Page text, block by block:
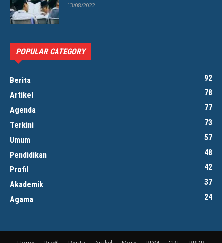
13/08/2022
POPULAR CATEGORY
Berita
92
Artikel
78
Agenda
77
Terkini
73
Umum
57
Pendidikan
48
Profil
42
Akademik
37
Agama
24